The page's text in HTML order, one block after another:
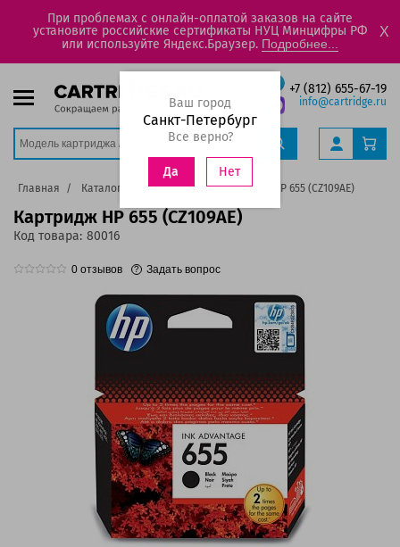
При проблемах с онлайн-оплатой заказов на сайте
установите российские сертификаты НУЦ Минцифры РФ
или используйте Яндекс.Браузер. Подробнее...
X
+7 (812) 655-67-19
info@cartridge.ru
Ваш город
Санкт-Петербург
Все верно?
Да Нет
Главная Каталог Картриджи Картридж HP 655 (CZ109AE)
Картридж HP 655 (CZ109AE)
Код товара: 80016
0 отзывов Задать вопрос